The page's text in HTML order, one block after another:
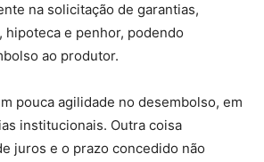
na solicitação de garantias,
hipoteca e penhor, podendo
ao produtor.
pouca agilidade no desembolso, em
institucionais. Outra coisa
juros e o prazo concedido não